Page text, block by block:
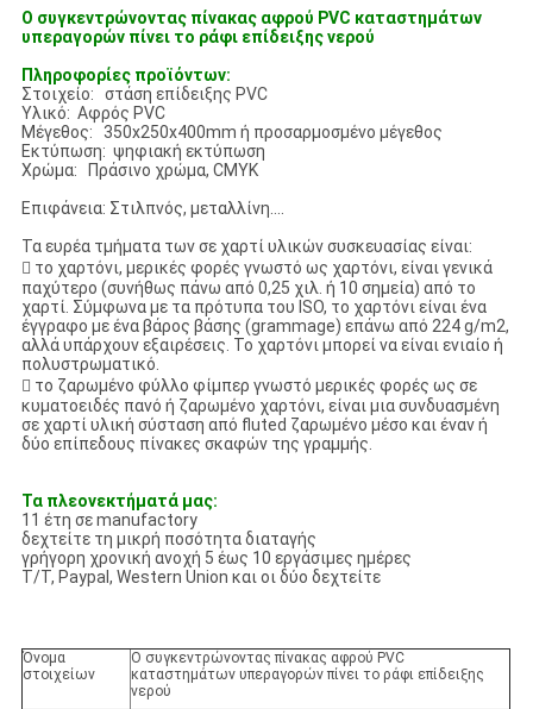
Ο συγκεντρώνοντας πίνακας αφρού PVC καταστημάτων
υπεραγορών πίνει το ράφι επίδειξης νερού
Πληροφορίες προϊόντων:
Στοιχείο: στάση επίδειξης PVC
Υλικό: Αφρός PVC
Μέγεθος: 350x250x400mm ή προσαρμοσμένο μέγεθος
Εκτύπωση: ψηφιακή εκτύπωση
Χρώμα: Πράσινο χρώμα, CMYK
Επιφάνεια: Στιλπνός, μεταλλίνη….
Τα ευρέα τμήματα των σε χαρτί υλικών συσκευασίας είναι:
 το χαρτόνι, μερικές φορές γνωστό ως χαρτόνι, είναι γενικά
παχύτερο (συνήθως πάνω από 0,25 χιλ. ή 10 σημεία) από το
χαρτί. Σύμφωνα με τα πρότυπα του ISO, το χαρτόνι είναι ένα
έγγραφο με ένα βάρος βάσης (grammage) επάνω από 224 g/m2,
αλλά υπάρχουν εξαιρέσεις. Το χαρτόνι μπορεί να είναι ενιαίο ή
πολυστρωματικό.
 το ζαρωμένο φύλλο φίμπερ γνωστό μερικές φορές ως σε
κυματοειδές πανό ή ζαρωμένο χαρτόνι, είναι μια συνδυασμένη
σε χαρτί υλική σύσταση από fluted ζαρωμένο μέσο και έναν ή
δύο επίπεδους πίνακες σκαφών της γραμμής.
Τα πλεονεκτήματά μας:
11 έτη σε manufactory
δεχτείτε τη μικρή ποσότητα διαταγής
γρήγορη χρονική ανοχή 5 έως 10 εργάσιμες ημέρες
T/T, Paypal, Western Union και οι δύο δεχτείτε
Όνομα
στοιχείων
Ο συγκεντρώνοντας πίνακας αφρού PVC
καταστημάτων υπεραγορών πίνει το ράφι επίδειξης
νερού